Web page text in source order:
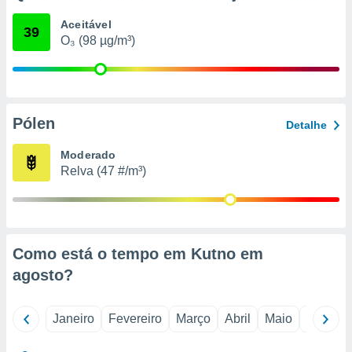
qual se
tal,
na
de
ou aceder
39 Aceitável
O₃ (98 µg/m³)
Pólen Detalhe
Moderado
Relva (47 #/m³)
Como está o tempo em Kutno em
agosto?
Janeiro Fevereiro Março Abril Maio Junho